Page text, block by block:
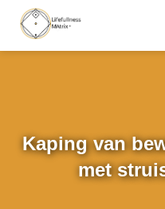
Kaping van
met